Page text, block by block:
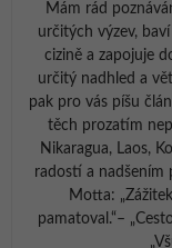
Mám rád
určitých výzev,
cizině a zapojuje
určitý nadhled a
pak pro vás píšu
těch prozatím
Nikaragua, Laos,
radostí a nadšením
Motta:
pamatoval.“–